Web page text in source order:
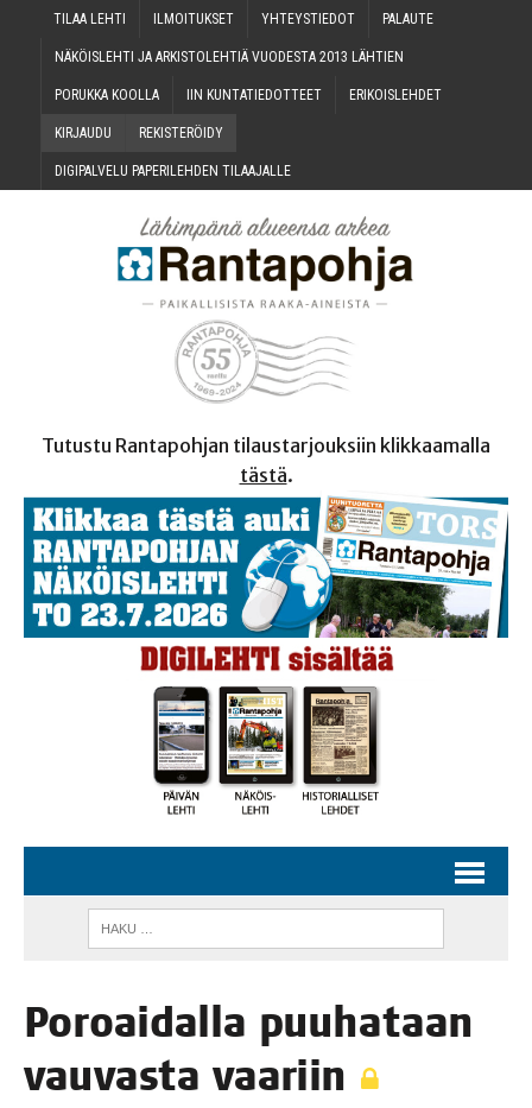
TILAA LEH­TI ILMOI­TUK­SET YHTEYS­TIE­DOT PALAU­TE
NÄKÖIS­LEH­TI JA ARKIS­TO­LEH­TIÄ VUO­DES­TA 2013 LÄHTIEN
PORUK­KA KOOLLA IIN KUN­TA­TIE­DOT­TEET ERI­KOIS­LEH­DET
KIR­JAU­DU REKIS­TE­RÖI­DY
DIGI­PAL­VE­LU PAPE­RI­LEH­DEN TILAAJALLE
Tutustu Rantapohjan tilaustarjouksiin klikkaamalla
tästä.
Poroai­dal­la puu­ha­taan
vau­vas­ta vaariin